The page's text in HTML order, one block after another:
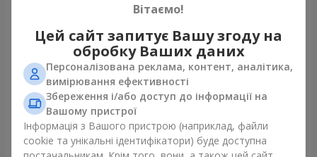
Букет "Твої хризантеми"
1 646 грн
Замовити
Букет "Пана Кота"
Замовити
Вітаємо!
Цей сайт запитує Вашу згоду на
обробку Ваших даних
Персоналізована реклама, контент, аналітика,
вимірювання ефективності
Збереження і/або доступ до інформації на
Вашому пристрої
Інформація з Вашого пристрою (наприклад, файли
cookie та унікальні ідентифікатори) буде доступна